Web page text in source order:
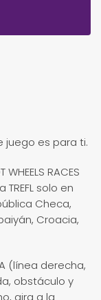
juego es para ti.
RACES
solo en
Checa,
Croacia,
(línea derecha,
obstáculo y
gira a la